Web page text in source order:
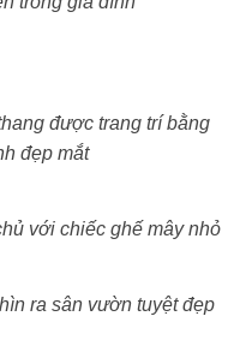
được trang trí bằng
đẹp mắt
với chiếc ghế mây nhỏ
ra sân vườn tuyệt đẹp